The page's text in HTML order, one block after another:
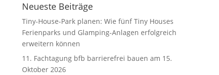
Neueste Beiträge
Tiny-House-Park planen: Wie fünf Tiny Houses
Ferienparks und Glamping-Anlagen erfolgreich
erweitern können
11. Fachtagung bfb barrierefrei bauen am 15.
Oktober 2026